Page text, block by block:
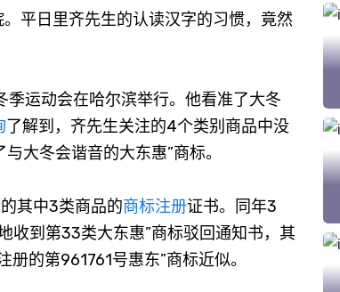
平日里齐先生的认读汉字的习惯，竟然
运动会在哈尔滨举行。他看准了大冬
了解到，齐先生关注的4个类别商品中没
大冬会谐音的大东惠”商标。
其中3类商品的商标注册证书。同年3
收到第33类大东惠”商标驳回通知书，其
的第961761号惠东”商标近似。